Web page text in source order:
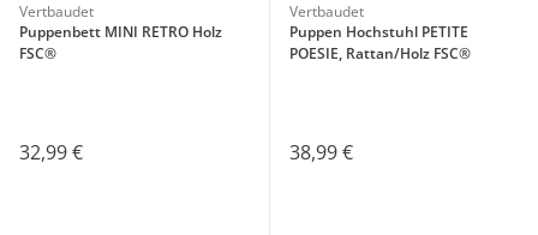
Vertbaudet
Puppenbett MINI RETRO Holz
FSC®
32,99 €
Vertbaudet
Puppen Hochstuhl PETITE
POESIE, Rattan/Holz FSC®
38,99 €